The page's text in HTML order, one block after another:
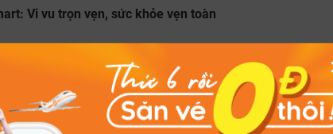
Vi vu trọn vẹn, sức khỏe vẹn toàn
sóc sức khỏe y tế, tại sao không? BestPrice Travel rất hào hứng